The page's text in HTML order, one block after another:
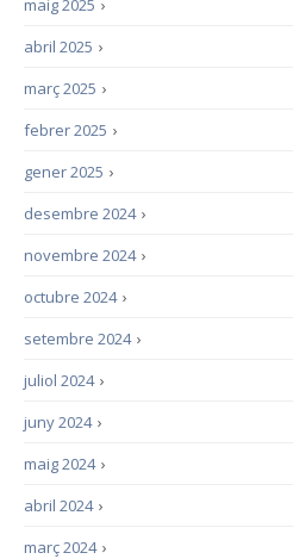
›
maig 2025
›
abril 2025
›
març 2025
›
febrer 2025
›
gener 2025
›
desembre 2024
›
novembre 2024
›
octubre 2024
›
setembre 2024
›
juliol 2024
›
juny 2024
›
maig 2024
›
abril 2024
›
març 2024